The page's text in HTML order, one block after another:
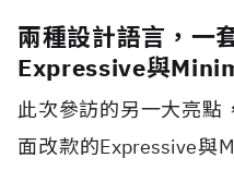
兩種設計語言，一
Expressive與
此次參訪的另一大亮點
面改款的Expressive與